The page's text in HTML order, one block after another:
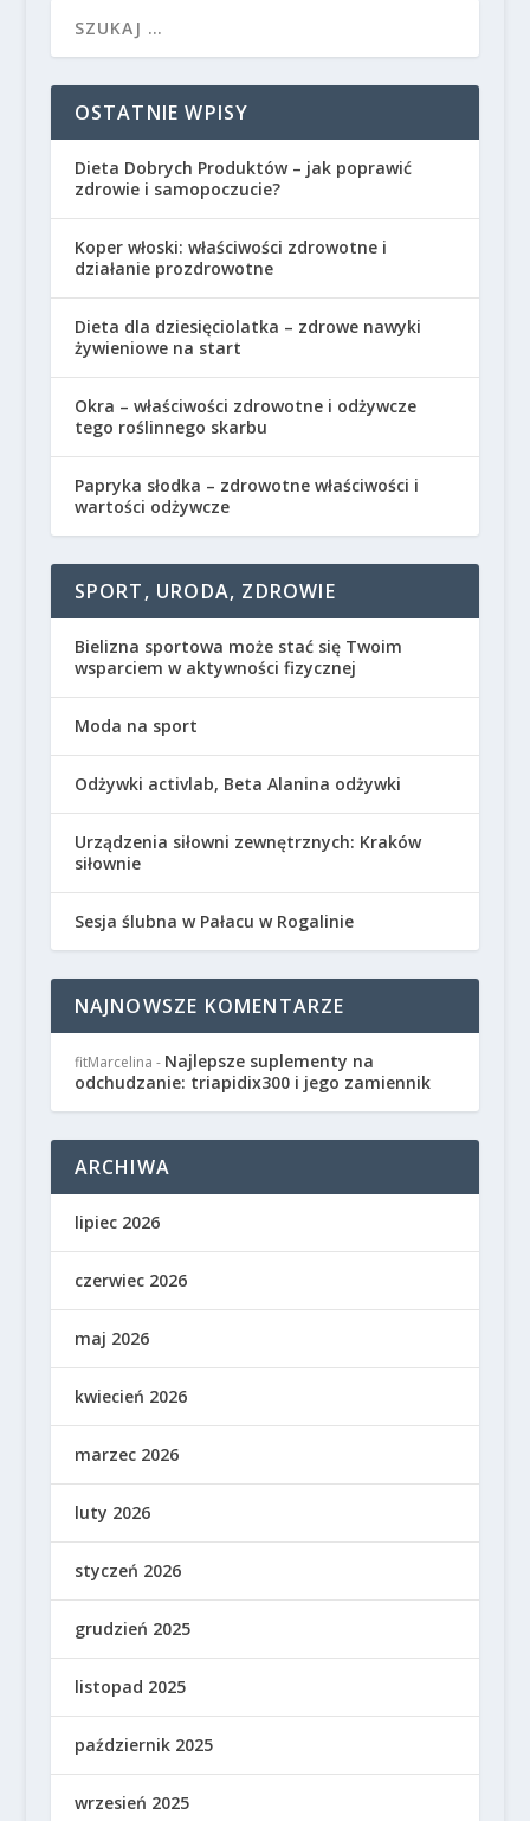
OSTATNIE WPISY
Dieta Dobrych Produktów – jak poprawić
zdrowie i samopoczucie?
Koper włoski: właściwości zdrowotne i
działanie prozdrowotne
Dieta dla dziesięciolatka – zdrowe nawyki
żywieniowe na start
Okra – właściwości zdrowotne i odżywcze
tego roślinnego skarbu
Papryka słodka – zdrowotne właściwości i
wartości odżywcze
SPORT, URODA, ZDROWIE
Bielizna sportowa może stać się Twoim
wsparciem w aktywności fizycznej
Moda na sport
Odżywki activlab, Beta Alanina odżywki
Urządzenia siłowni zewnętrznych: Kraków
siłownie
Sesja ślubna w Pałacu w Rogalinie
NAJNOWSZE KOMENTARZE
fitMarcelina - Najlepsze suplementy na
odchudzanie: triapidix300 i jego zamiennik
ARCHIWA
lipiec 2026
czerwiec 2026
maj 2026
kwiecień 2026
marzec 2026
luty 2026
styczeń 2026
grudzień 2025
listopad 2025
październik 2025
wrzesień 2025